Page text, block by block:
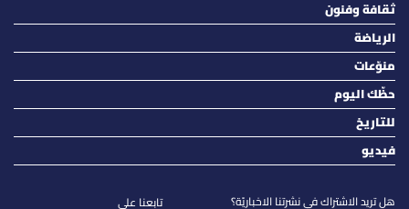
ثقافة وفنون
الرياضة
منوّعات
حظّك اليوم
للتاريخ
فيديو
هل تريد الاشتراك في نشرتنا الاخباريّة؟ تابعنا على